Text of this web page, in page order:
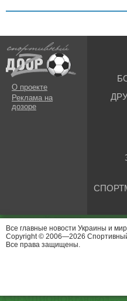
О проекте
Реклама на
дозоре
Все главные новости Украины и
Copyright © 2006—2026
Все права защищены.